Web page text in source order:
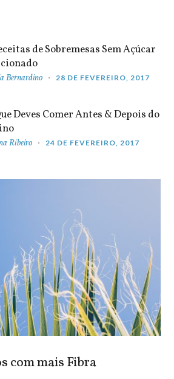
de Sobremesas Sem Açúcar
Bernardino 28 DE FEVEREIRO, 2017
Deves Comer Antes & Depois do
Ribeiro 24 DE FEVEREIRO, 2017
com mais Fibra